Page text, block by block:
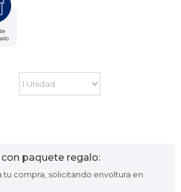
paquete regalo:
tu compra, solicitando envoltura en